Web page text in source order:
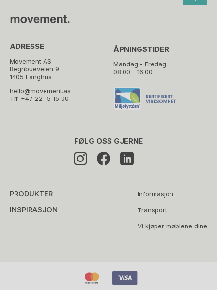
ADRESSE
Movement AS
Regnbueveien 9
1405 Langhus
hello@movement.as
Tlf. +47 22 15 15 00
ÅPNINGSTIDER
Mandag - Fredag
08:00 - 16:00
PRODUKTER
INSPIRASJON
Informasjon
Transport
Vi kjøper møblene dine
FØLG OSS GJERNE